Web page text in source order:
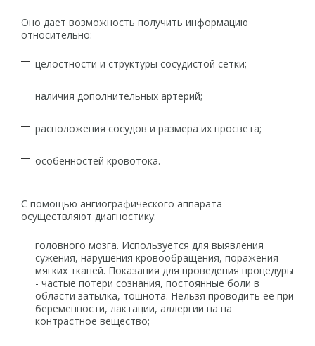
Оно дает возможность получить информацию
относительно:
целостности и структуры сосудистой сетки;
наличия дополнительных артерий;
расположения сосудов и размера их просвета;
особенностей кровотока.
С помощью ангиографического аппарата
осуществляют диагностику:
головного мозга. Используется для выявления
сужения, нарушения кровообращения, поражения
мягких тканей. Показания для проведения процедуры
- частые потери сознания, постоянные боли в
области затылка, тошнота. Нельзя проводить ее при
беременности, лактации, аллергии на на
контрастное вещество;